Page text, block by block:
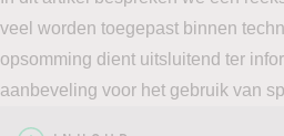
veel worden toegepast binnen
opsomming dient uitsluitend ter
aanbeveling voor het gebruik van